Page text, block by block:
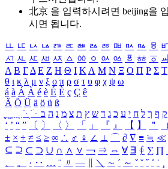
北京 을 입력하시려면 beijing을
시면 됩니다.
ㅥ ㅦ ㅧ ㅨ ㅩ ㅪ ㅫ ㅬ ㅭ ㅮ ㅯ ㅰ ㅱ
ㅺ ㅻ ㅼ ㅽ ㅾ ㅿ ㆀ ㆁ ㆂ ㆃ ㆄ ㆅ ㆆ
Α Β ΓΔ Ε Ζ Η Θ Ι ΚΛ Μ Ν Ξ Ο Π Ρ Σ Τ
θ ι κ λ μ ν ξ ο π ρ σ τ υ φ χ ψ ω
á à Á À é è É È ç Ç ê
Ä Ö Ü ä ö ü ß
ִֶֹ ֻּ ׁׂ ק ף ך ל ח י ע כ ג ד ש ץ ת צ מ נ ה ב
‘ ’ “ ” 〔 〕 〈 〉 「 」 『 』 【 】 ＂
± × ÷ ≠ ≤ ≥ ∞ ∴ ♂ ♀ ∠ ⊥ ⌒ ∂ ∇ ≡ ≒ ≪
⊆ ⊇ ⊂ ⊃ ∪ ∩ ∧ ∨ ￢ ⇒ ⇔ ∀ ∃ ∮ ∑ ∏
、
。 · ‥ … ¨ 〃 ― ＼ ∼ ´ ～ ˇ ˘ ˝ ˚ ˙ ¸